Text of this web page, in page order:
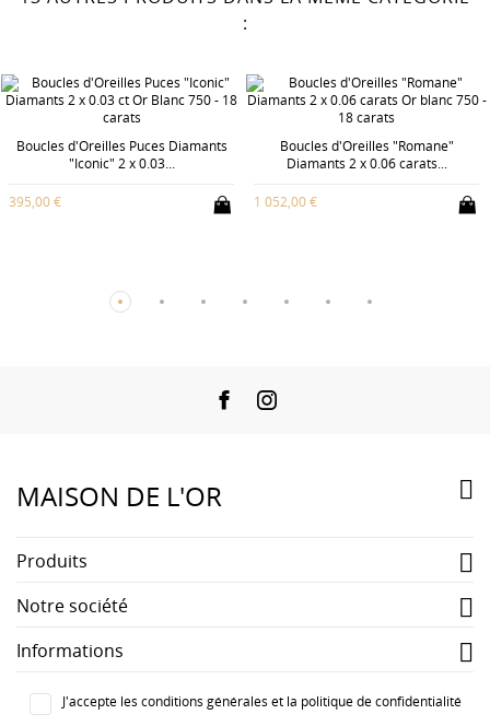
:
Boucles d'Oreilles Puces Diamants
"Iconic" 2 x 0.03...
395,00 €
Boucles d'Oreilles "Romane"
Diamants 2 x 0.06 carats...
1 052,00 €
FacebookInstagram
MAISON DE L'OR 
Produits 
Notre société 
Informations 
J'accepte les conditions générales et la politique de confidentialité